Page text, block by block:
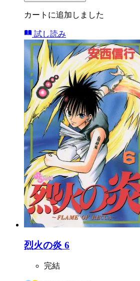
カートに追加しました
試し読み
烈火の炎 6
完結